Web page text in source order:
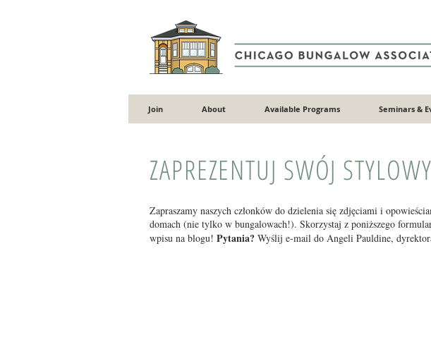
Join About Available Programs Seminars &
ZAPREZENTUJ SWÓJ
Zapraszamy naszych członków do dzielenia się zdjęciami i
domach (nie tylko w bungalowach!). Skorzystaj z poniższego
wpisu na blogu! Pytania? Wyślij e-mail do Angeli Pauldine,